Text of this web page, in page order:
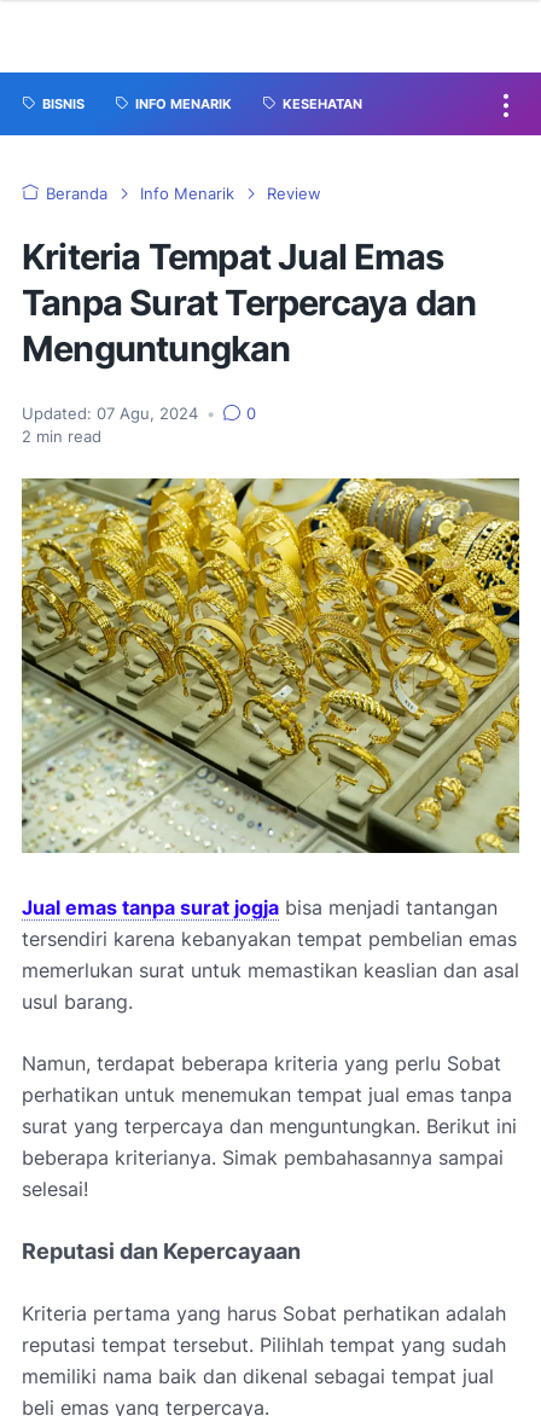
BISNIS INFO MENARIK KESEHATAN
Beranda Info Menarik Review
Kriteria Tempat Jual Emas
Tanpa Surat Terpercaya dan
Menguntungkan
Updated: 07 Agu, 2024 •
0
2 min read
Jual emas tanpa surat jogja bisa menjadi tantangan
tersendiri karena kebanyakan tempat pembelian emas
memerlukan surat untuk memastikan keaslian dan asal
usul barang.
Namun, terdapat beberapa kriteria yang perlu Sobat
perhatikan untuk menemukan tempat jual emas tanpa
surat yang terpercaya dan menguntungkan. Berikut ini
beberapa kriterianya. Simak pembahasannya sampai
selesai!
Reputasi dan Kepercayaan
Kriteria pertama yang harus Sobat perhatikan adalah
reputasi tempat tersebut. Pilihlah tempat yang sudah
memiliki nama baik dan dikenal sebagai tempat jual
beli emas yang terpercaya.